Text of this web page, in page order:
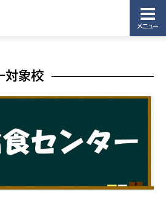
メニュー
対象校